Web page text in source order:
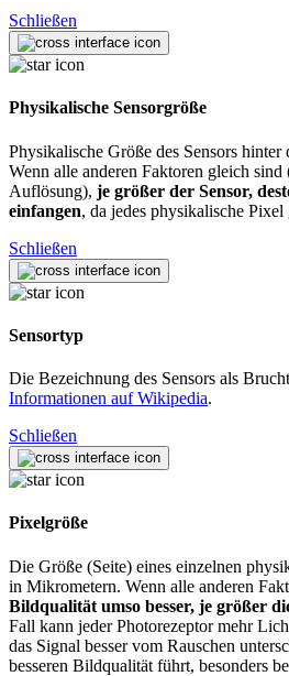
Schließen
Physikalische Sensorgröße
Physikalische Größe des Sensors
Wenn alle anderen Faktoren gleich sind
Auflösung), je größer der Sensor,
einfangen, da jedes physikalische Pixel
Schließen
Sensortyp
Die Bezeichnung des Sensors als
Informationen auf Wikipedia.
Schließen
Pixelgröße
Die Größe (Seite) eines einzelnen
in Mikrometern. Wenn alle anderen
Bildqualität umso besser, je größer
Fall kann jeder Photorezeptor mehr
das Signal besser vom Rauschen
besseren Bildqualität führt, besonders